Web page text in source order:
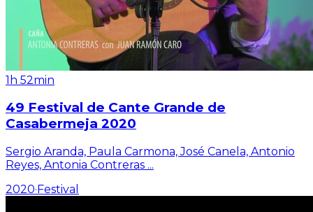
1h 52min
49 Festival de Cante Grande de
Casabermeja 2020
Sergio Aranda, Paula Carmona, José Canela, Antonio
Reyes, Antonia Contreras ...
2020· Festival